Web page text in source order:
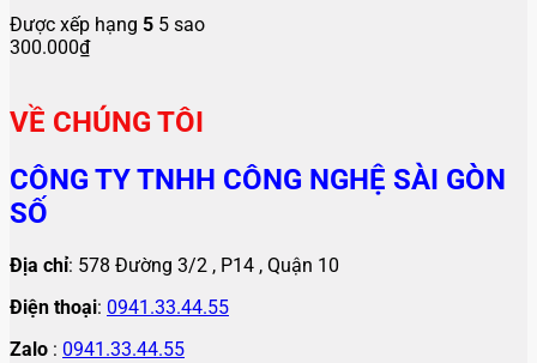
Được xếp hạng 5 5 sao
300.000₫
VỀ CHÚNG TÔI
CÔNG TY TNHH CÔNG NGHỆ SÀI GÒN
SỐ
Địa chỉ: 578 Đường 3/2 , P14 , Quận 10
Điện thoại: 0941.33.44.55
Zalo : 0941.33.44.55